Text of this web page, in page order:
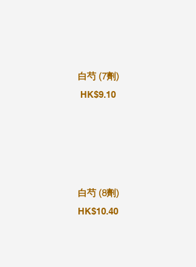
白芍 (7劑)
HK$9.10
白芍 (8劑)
HK$10.40